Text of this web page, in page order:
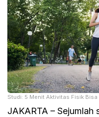
Studi: 5 Menit Aktivitas Fisik
JAKARTA – Sejumlah